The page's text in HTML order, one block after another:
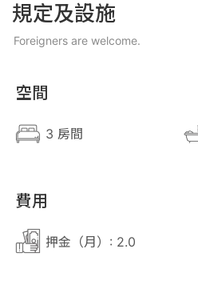
規定及設施
Foreigners are welcome.
空間
3 房間
費用
押金（月）: 2.0